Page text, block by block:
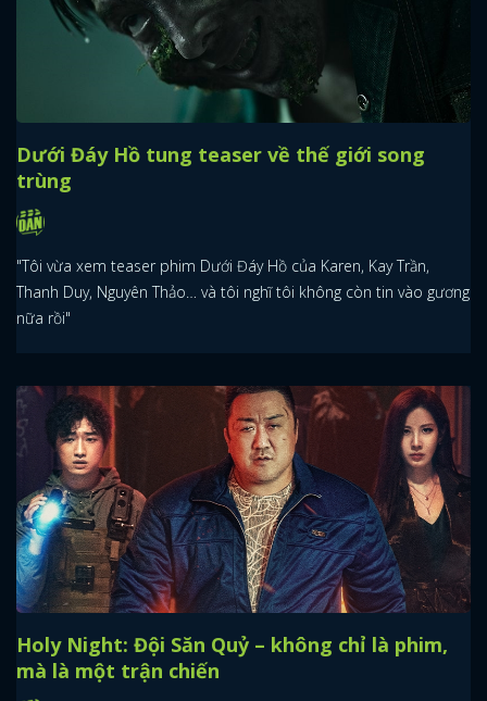
Dưới Đáy Hồ tung teaser về thế giới song
trùng
"Tôi vừa xem teaser phim Dưới Đáy Hồ của Karen, Kay Trần,
Thanh Duy, Nguyên Thảo… và tôi nghĩ tôi không còn tin vào gương
nữa rồi"
Holy Night: Đội Săn Quỷ – không chỉ là phim,
mà là một trận chiến